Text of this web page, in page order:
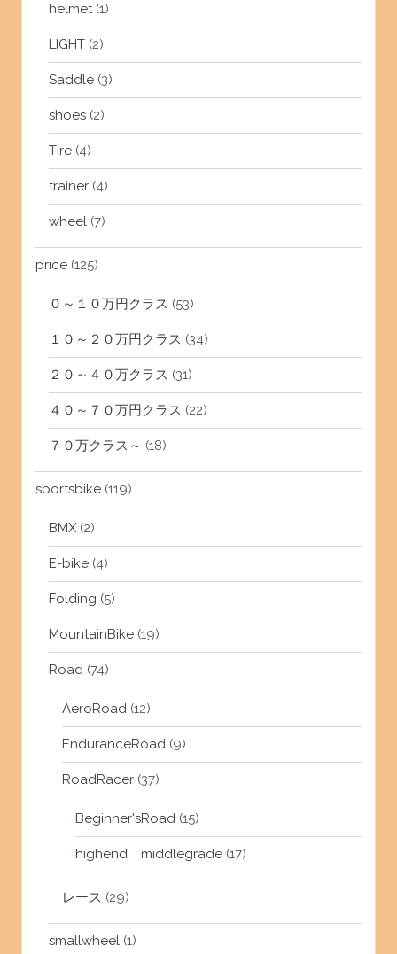
helmet(1)
LIGHT(2)
Saddle(3)
shoes(2)
Tire(4)
trainer(4)
wheel(7)
price(125)
０～１０万円クラス (53)
１０～２０万円クラス (34)
２０～４０万クラス (31)
４０～７０万円クラス (22)
７０万クラス～ (18)
sportsbike(119)
BMX(2)
E-bike(4)
Folding (5)
MountainBike(19)
Road(74)
AeroRoad(12)
EnduranceRoad(9)
RoadRacer(37)
Beginner'sRoad(15)
highend middlegrade(17)
レース (29)
smallwheel(1)